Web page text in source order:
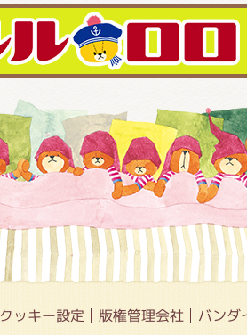
クッキー設定 版権管理会社 バンダ